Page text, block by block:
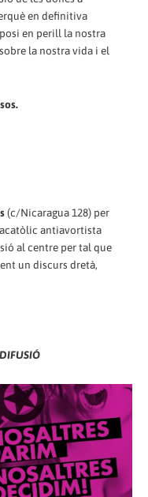
en definitiva
en perill la nostra
la nostra vida i el
(c/Nicaragua 128) per
antiavortista
al centre per tal que
un discurs dretà,